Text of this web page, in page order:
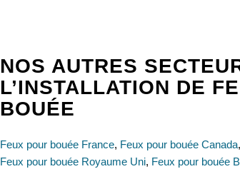
NOS AUTRES
L’INSTALLATION DE
BOUÉE
Feux pour bouée France, Feux pour bouée Canada,
Feux pour bouée Royaume Uni, Feux pour bouée